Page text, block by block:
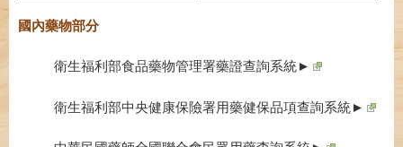
國內藥物部分
衛生福利部食品藥物管理署藥證查詢系統►
衛生福利部中央健康保險署用藥健保品項查詢系統►